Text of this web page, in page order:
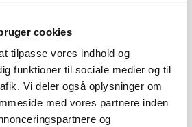
cookies
tilpasse vores indhold og
funktioner til sociale medier og til
Vi deler også oplysninger om
med vores partnere inden
og